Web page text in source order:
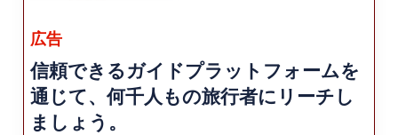
ゥルギの町の近くにあります。 キャニオンは、切
り立った崖、緑豊かな植生、そして自然の驚異で
す。 その中を流れる川。自然愛好家に人気のスポ
ットですが、 ハイキング、写真撮影、リラクゼー
ションの機会を提供します。
広告
信頼できるガイドプラットフォームを
通じて、何千人もの旅行者にリーチし
ましょう。